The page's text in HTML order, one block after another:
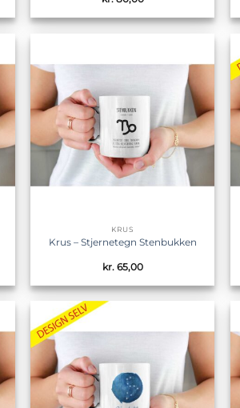
Tilføj til
ønskeliste
KRUS
Krus – Stjernetegn Stenbukken
kr.65,00
Tilføj til
ønskeliste